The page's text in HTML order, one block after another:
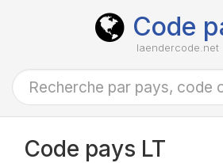
Code
laendercode.net
Code pays LT